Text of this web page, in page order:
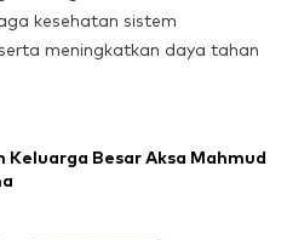
kesehatan sistem
meningkatkan daya tahan
Keluarga Besar Aksa Mahmud